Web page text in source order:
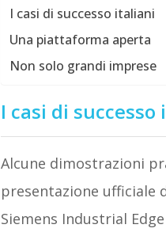
I casi di successo italiani
Una piattaforma aperta
Non solo grandi imprese
I casi di
Alcune dimostrazioni
presentazione ufficiale
Siemens Industrial